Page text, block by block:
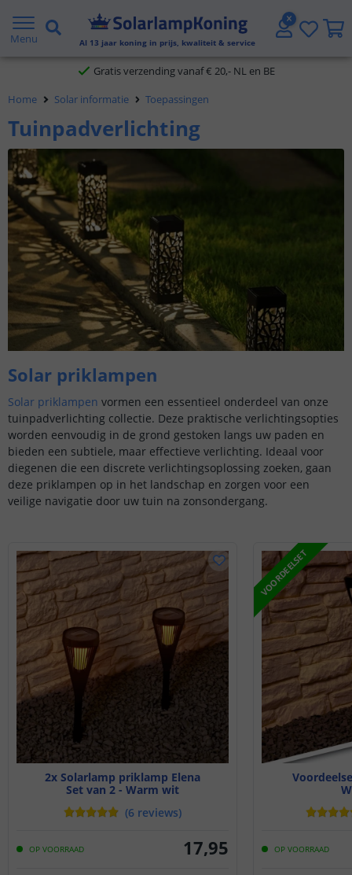
Menu Al 13 jaar koning in prijs, kwaliteit & service
Gratis verzending vanaf € 20,- NL en BE
Klantbeoordeling 9.1
Home Solar informatie Toepassingen
Tuinpadverlichting
Solar priklampen
Solar priklampen vormen een essentieel onderdeel van onze
tuinpadverlichting collectie. Deze praktische verlichtingsopties
worden eenvoudig in de grond gestoken langs uw paden en
bieden een subtiele, maar effectieve verlichting. Ideaal voor
diegenen die een discrete verlichtingsoplossing zoeken, gaan
deze priklampen op in het landschap en zorgen voor een
veilige navigatie door uw tuin na zonsondergang.
2x Solarlamp priklamp Elena
Set van 2 - Warm wit
(6 reviews)
OP VOORRAAD 17,95
VOORDEELSET
OP VOORRAAD